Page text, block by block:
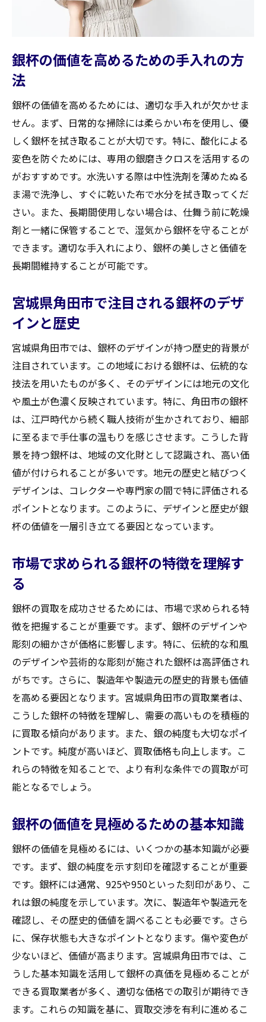
宮城県角田市で銀杯を最も有利に売却するため
の交渉術と注意点
交渉前に知っておくべき情報
宮城県角田市での交渉成功の秘訣
高評価を得るための交渉テクニック
銀杯売却時のトラブル回避方法
銀杯の価値を最大限に活かす宮城県角田市での
買取戦略
最適なタイミングで売却するための戦略
宮城県角田市の買取市場を分析する
銀杯買取で失敗しないための戦略
市場の動向を読み解くカギ
宮城県角田市での効果的な買取戦略
買取業者が注目する銀杯の特性と宮城県角田市
での売却ポイント
買取業者が重視する銀杯の要素
宮城県角田市での評価ポイントを理解する
価値を高く評価される銀杯の特性
銀杯の特性を生かした売却法
宮城県角田市の買取業者にアピールする方
法
銀杯を最大限に評価してもらうためのポイ
ント
宮城県角田市で銀杯を売る際に知っておくべき
査定基準を把握して売却を有利に進める
銀杯査定の基準とその背景
査定を受けるときの心構え
査定での印象を良くするためのヒント
宮城県角田市での査定基準を知る
成功する銀杯買取への道宮城県角田市での実践
的ガイド
実践的な買取ガイドで成功を掴む
宮城県角田市での買取成功の実例
買取成功のための実践テクニック
銀杯買取での失敗を防ぐ実践ポイント
実践的なアプローチで買取を成功させる
宮城県角田市で銀杯買取を成功させるためのス
テップバイステップガイド
ステップバイステップで学ぶ買取の流れ
成功への具体的なステップを解説
宮城県角田市での買取成功への道筋
順序立てて成功を目指す買取ガイド
ステップごとの具体的なアクション
宮城県角田市での買取ステップを理解する
買取大吉セラビ白石店
銀杯の価値を高めるための手入れの方
法
銀杯の価値を高めるためには、適切な手入れが欠かせま
せん。まず、日常的な掃除には柔らかい布を使用し、優
しく銀杯を拭き取ることが大切です。特に、酸化による
変色を防ぐためには、専用の銀磨きクロスを活用するの
がおすすめです。水洗いする際は中性洗剤を薄めたぬる
ま湯で洗浄し、すぐに乾いた布で水分を拭き取ってくだ
さい。また、長期間使用しない場合は、仕舞う前に乾燥
剤と一緒に保管することで、湿気から銀杯を守ることが
できます。適切な手入れにより、銀杯の美しさと価値を
長期間維持することが可能です。
宮城県角田市で注目される銀杯のデザ
インと歴史
宮城県角田市では、銀杯のデザインが持つ歴史的背景が
注目されています。この地域における銀杯は、伝統的な
技法を用いたものが多く、そのデザインには地元の文化
や風土が色濃く反映されています。特に、角田市の銀杯
は、江戸時代から続く職人技術が生かされており、細部
に至るまで手仕事の温もりを感じさせます。こうした背
景を持つ銀杯は、地域の文化財として認識され、高い価
値が付けられることが多いです。地元の歴史と結びつく
デザインは、コレクターや専門家の間で特に評価される
ポイントとなります。このように、デザインと歴史が銀
杯の価値を一層引き立てる要因となっています。
市場で求められる銀杯の特徴を理解す
る
銀杯の買取を成功させるためには、市場で求められる特
徴を把握することが重要です。まず、銀杯のデザインや
彫刻の細かさが価格に影響します。特に、伝統的な和風
のデザインや芸術的な彫刻が施された銀杯は高評価され
がちです。さらに、製造年や製造元の歴史的背景も価値
を高める要因となります。宮城県角田市の買取業者は、
こうした銀杯の特徴を理解し、需要の高いものを積極的
に買取る傾向があります。また、銀の純度も大切なポイ
ントです。純度が高いほど、買取価格も向上します。こ
れらの特徴を知ることで、より有利な条件での買取が可
能となるでしょう。
銀杯の価値を見極めるための基本知識
銀杯の価値を見極めるには、いくつかの基本知識が必要
です。まず、銀の純度を示す刻印を確認することが重要
です。銀杯には通常、925や950といった刻印があり、こ
れは銀の純度を示しています。次に、製造年や製造元を
確認し、その歴史的価値を調べることも必要です。さら
に、保存状態も大きなポイントとなります。傷や変色が
少ないほど、価値が高まります。宮城県角田市では、こ
うした基本知識を活用して銀杯の真価を見極めることが
できる買取業者が多く、適切な価格での取引が期待でき
ます。これらの知識を基に、買取交渉を有利に進めるこ